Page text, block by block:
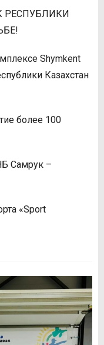
РЕСПУБЛИКИ
Shymkent
Казахстан
более 100
Самрук –
«Sport